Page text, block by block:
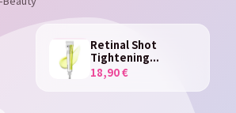
Retinal Shot
Tightening...
18,90 €